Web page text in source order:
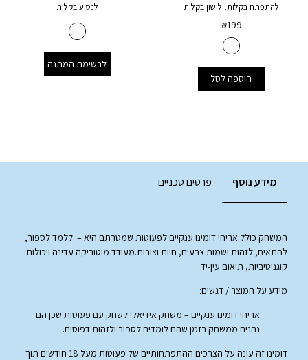
להתפתח בקלות, לישון בקלות
₪199
הוספה לסל
לנסוע בקלות
לרשימת המתנה
מידע נוסף פרטים טכניים
המשחק כולל אריחי דומינו ענקיים לפעוטות שמטרתם היא – ללמד לספור,
להתאים, לזהות ושמות צבעים, חיות וצורות.מעודד מוטוריקה עדינה ויכולות
קוגניטיביות, תיאום עין-יד
מידע על המוצר / דגשים:
אריחי דומינו ענקיים – משחק אידיאלי לשחק עם פעוטות שכן הם
נהנים ממשחק בזמן שהם לומדים לספור ולזהות דפוסים.
דומינו זה עונה על הצרכים ההתפתחותיים של פעוטות מעל 18 חודשים תוך